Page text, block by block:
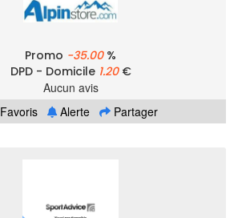
Promo -35.00%
DPD - Domicile 1.20€
Aucun avis
Favoris
Alerte Partager